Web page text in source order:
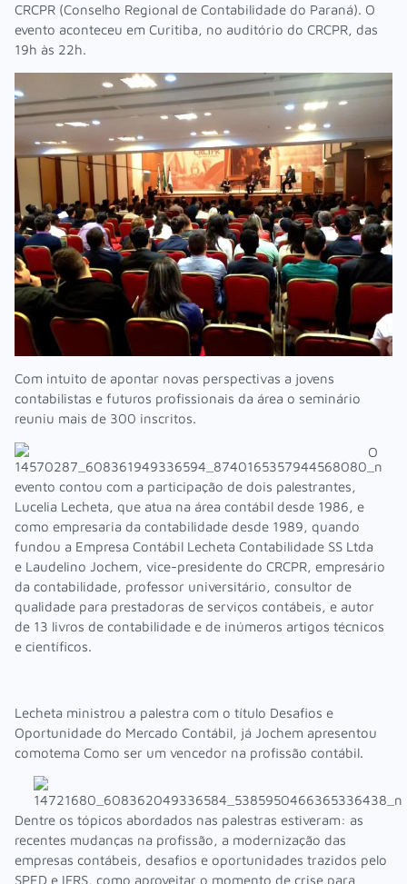
CRCPR (Conselho Regional de Contabilidade do Paraná). O
evento aconteceu em Curitiba, no auditório do CRCPR, das
19h às 22h.
Com intuito de apontar novas perspectivas a jovens
contabilistas e futuros profissionais da área o seminário
reuniu mais de 300 inscritos.
O
evento contou com a participação de dois palestrantes,
Lucelia Lecheta, que atua na área contábil desde 1986, e
como empresaria da contabilidade desde 1989, quando
fundou a Empresa Contábil Lecheta Contabilidade SS Ltda
e Laudelino Jochem, vice-presidente do CRCPR, empresário
da contabilidade, professor universitário, consultor de
qualidade para prestadoras de serviços contábeis, e autor
de 13 livros de contabilidade e de inúmeros artigos técnicos
e científicos.
Lecheta ministrou a palestra com o título Desafios e
Oportunidade do Mercado Contábil, já Jochem apresentou
comotema Como ser um vencedor na profissão contábil.
Dentre os tópicos abordados nas palestras estiveram: as
recentes mudanças na profissão, a modernização das
empresas contábeis, desafios e oportunidades trazidos pelo
SPED e IFRS, como aproveitar o momento de crise para